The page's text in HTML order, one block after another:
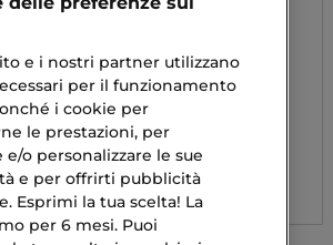
Spenti.
COLLISTAR
NOT LIP CRUSH
Trattamento Labbra
Plump & Smile
19,53 €
e i nostri partner utilizzano
per il funzionamento
i cookie per
le prestazioni, per
e/o personalizzare le sue
e per offrirti pubblicità
Esprimi la tua scelta! La
per 6 mesi. Puoi